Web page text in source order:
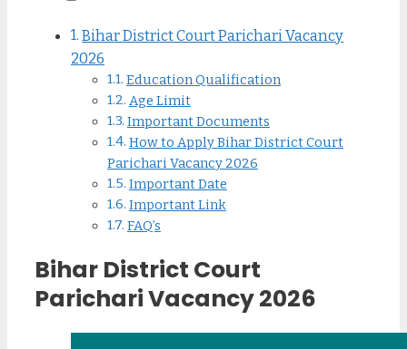
Bihar District Court Parichari Vacancy
2026
Education Qualification
Age Limit
Important Documents
How to Apply Bihar District Court
Parichari Vacancy 2026
Important Date
Important Link
FAQ’s
Bihar District Court
Parichari Vacancy 2026